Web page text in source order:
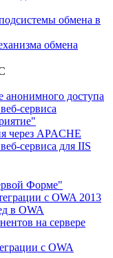
обмена в
обмена
анонимного доступа
сервиса
через APACHE
сервиса для IIS
Форме"
с OWA 2013
в OWA
на сервере
с OWA